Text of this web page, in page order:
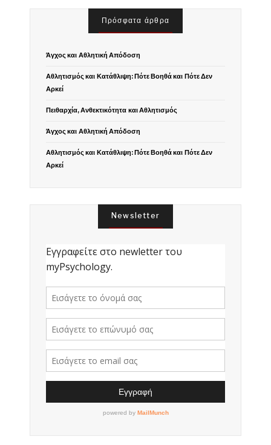
Πρόσφατα άρθρα
Άγχος και Αθλητική Απόδοση
Αθλητισμός και Κατάθλιψη: Πότε Βοηθά και Πότε Δεν
Αρκεί
Πειθαρχία, Ανθεκτικότητα και Αθλητισμός
Άγχος και Αθλητική Απόδοση
Αθλητισμός και Κατάθλιψη: Πότε Βοηθά και Πότε Δεν
Αρκεί
Newsletter